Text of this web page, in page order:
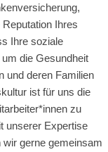
Ihres
Ihre soziale
die Gesundheit
und deren Familien
ist für uns die
zu
unserer Expertise
gerne gemeinsam